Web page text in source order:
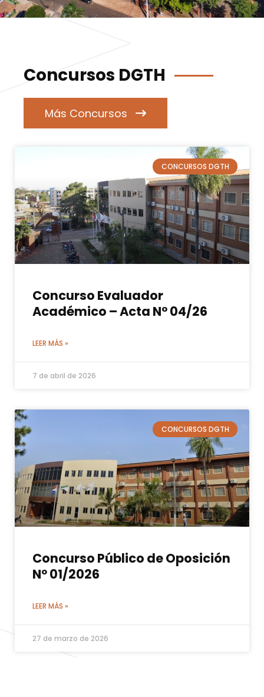
Concursos DGTH
Más Concursos
CONCURSOS DGTH
Concurso Evaluador
Académico – Acta N° 04/26
LEER MÁS »
7 de abril de 2026
CONCURSOS DGTH
Concurso Público de Oposición
Nº 01/2026
LEER MÁS »
27 de marzo de 2026